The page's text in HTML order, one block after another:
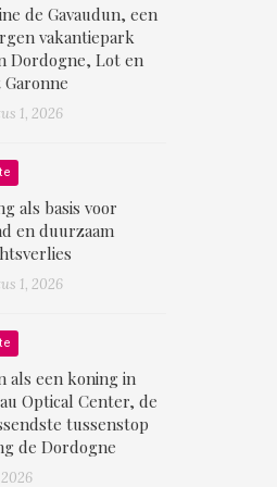
de Gavaudun, een
vakantiepark
Dordogne, Lot en
1, 2026
als basis voor
en duurzaam
1, 2026
als een koning in
Optical Center, de
tussenstop
de Dordogne